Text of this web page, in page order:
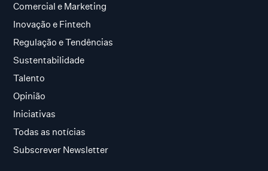
Comercial e Marketing
Inovação e Fintech
Regulação e Tendências
Sustentabilidade
Talento
Opinião
Iniciativas
Todas as notícias
Subscrever Newsletter